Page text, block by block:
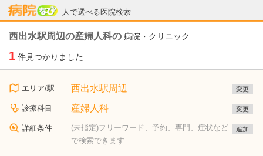
人で選べる医院検索
病院なび
西出水駅周辺の産婦人科の 病院・クリニック
1 件見つかりました
エリア/駅 西出水駅周辺 変更
診療科目 産婦人科 変更
詳細条件
(未指定)フリーワード、予約、専門、症状など
で検索できます
追加